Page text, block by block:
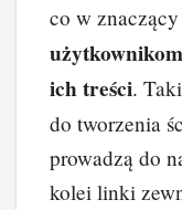
co w znaczący
ich treści.
do tworzenia
prowadzą do
kolei linki